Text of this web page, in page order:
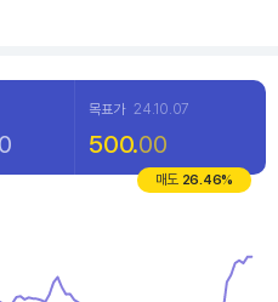
목표가 24.10.07
500.00
매도 26.46%
values. Data ranges from